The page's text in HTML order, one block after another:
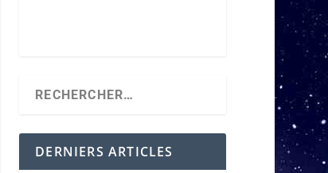
DERNIERS ARTICLES